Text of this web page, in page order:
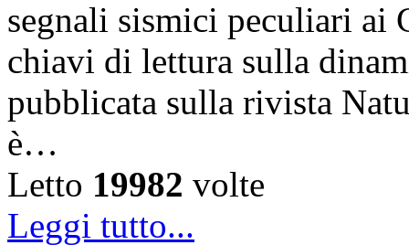
segnali sismici peculiari ai
chiavi di lettura sulla
pubblicata sulla rivista
è…
Letto 19982 volte
Leggi tutto...